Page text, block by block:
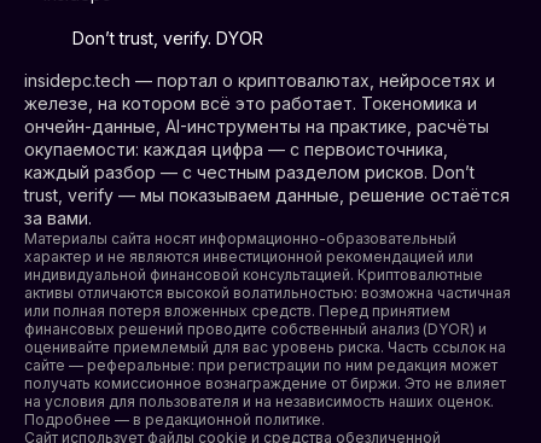
Don’t trust, verify. DYOR
insidepc.tech — портал о криптовалютах, нейросетях и
железе, на котором всё это работает. Токеномика и
ончейн-данные, AI-инструменты на практике, расчёты
окупаемости: каждая цифра — с первоисточника,
каждый разбор — с честным разделом рисков. Don’t
trust, verify — мы показываем данные, решение остаётся
за вами.
Материалы сайта носят информационно-образовательный
характер и не являются инвестиционной рекомендацией или
индивидуальной финансовой консультацией. Криптовалютные
активы отличаются высокой волатильностью: возможна частичная
или полная потеря вложенных средств. Перед принятием
финансовых решений проводите собственный анализ (DYOR) и
оценивайте приемлемый для вас уровень риска. Часть ссылок на
сайте — реферальные: при регистрации по ним редакция может
получать комиссионное вознаграждение от биржи. Это не влияет
на условия для пользователя и на независимость наших оценок.
Подробнее — в редакционной политике.
Сайт использует файлы cookie и средства обезличенной